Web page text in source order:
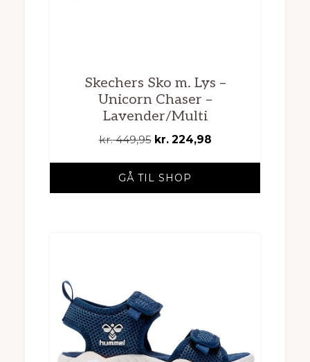
Skechers Sko m. Lys –
Unicorn Chaser –
Lavender/Multi
kr.449,95 Den
pris
kr.224,98Den
GÅ TIL SHOP